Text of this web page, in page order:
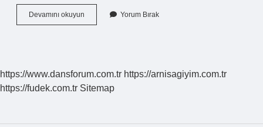
Devamını okuyun
Türk
Yorum Bırak
https://www.dansforum.com.tr https://arnisagiyim.com.tr
https://fudek.com.tr Sitemap